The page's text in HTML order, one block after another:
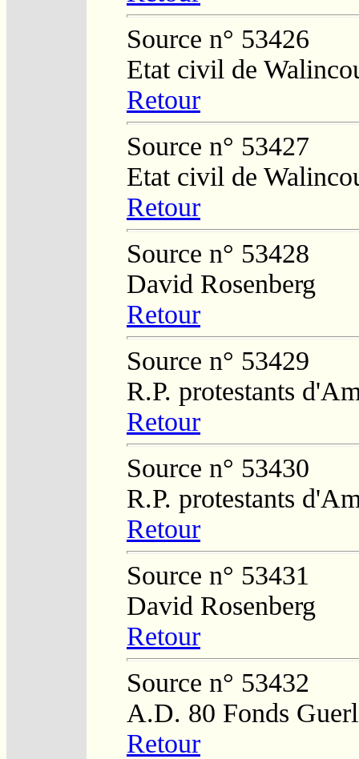
Source n° 53426
Etat civil de
Retour
Source n° 53427
Etat civil de
Retour
Source n° 53428
David Rosenberg
Retour
Source n° 53429
R.P. protestants
Retour
Source n° 53430
R.P. protestants
Retour
Source n° 53431
David Rosenberg
Retour
Source n° 53432
A.D. 80 Fonds
Retour